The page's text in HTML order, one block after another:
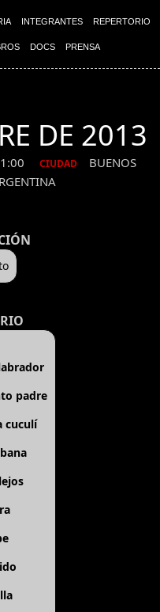
INTEGRANTES REPERTORIO
DOCS PRENSA
DE 2013
CIUDAD
BUENOS
padre
cuculí